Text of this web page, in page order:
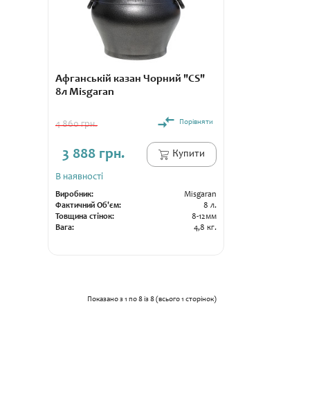
Афганській казан Чорний "CS"
8л Misgaran
4 860 грн. Порівняти
3 888 грн. Купити
В наявності
Виробник:
Misgaran
Фактичний Об'єм:
8 л.
Товщина стінок:
8-12мм
Вага:
4,8 кг.
Показано з 1 по 8 із 8 (всього 1 сторінок)